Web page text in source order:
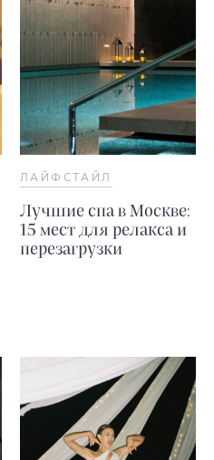
ЛАЙФСТАЙЛ
Лучшие спа в Москве:
15 мест для релакса и
перезагрузки